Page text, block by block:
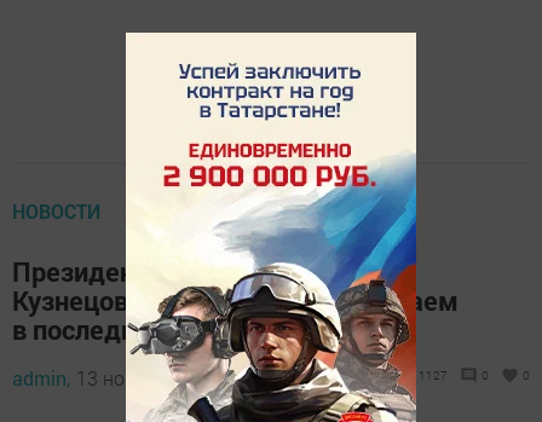
НОВОСТИ
Президент Татарстана о Борисе
Кузнецове: Сегодня мы провожаем
в последний путь легенду
admin, 13 ноября 2020 - 11:37 1127 0 0